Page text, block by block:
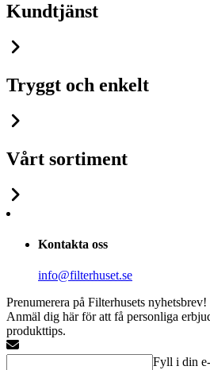
Kundtjänst
Tryggt och enkelt
Vårt sortiment
Kontakta oss
info@filterhuset.se
Prenumerera på Filterhusets nyhetsbrev!
Anmäl dig här för att få personliga
produkttips.
Fyll i din